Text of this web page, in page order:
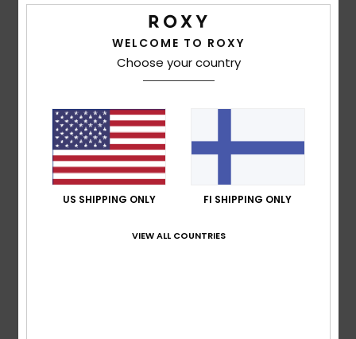
Color
5 /5
Great size, colour and fabric
WELCOME TO ROXY
Choose your country
US SHIPPING ONLY FI SHIPPING ONLY
VIEW ALL COUNTRIES